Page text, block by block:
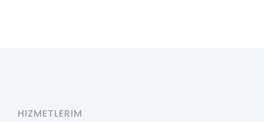
HIZMETLERIM